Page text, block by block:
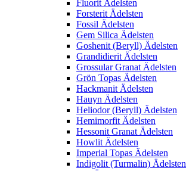
Fluorit Ädelsten
Forsterit Ädelsten
Fossil Ädelsten
Gem Silica Ädelsten
Goshenit (Beryll) Ädelsten
Grandidierit Ädelsten
Grossular Granat Ädelsten
Grön Topas Ädelsten
Hackmanit Ädelsten
Hauyn Ädelsten
Heliodor (Beryll) Ädelsten
Hemimorfit Ädelsten
Hessonit Granat Ädelsten
Howlit Ädelsten
Imperial Topas Ädelsten
Indigolit (Turmalin) Ädelsten